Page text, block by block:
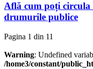
Află cum poți circula
drumurile publice
Pagina 1 din 11
Warning: Undefined
/home3/constant/